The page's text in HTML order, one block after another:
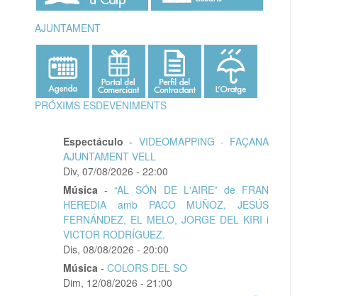
AJUNTAMENT
PRÓXIMS ESDEVENIMENTS
Espectáculo - VIDEOMAPPING - FAÇANA
AJUNTAMENT VELL
Div, 07/08/2026 - 22:00
Música -“AL SÓN DE L'AIRE” de FRAN
HEREDIA amb PACO MUÑOZ, JESÚS
FERNÁNDEZ, EL MELO, JORGE DEL KIRI i
VICTOR RODRÍGUEZ.
Dis, 08/08/2026 - 20:00
Música - COLORS DEL SO
Dim, 12/08/2026 - 21:00